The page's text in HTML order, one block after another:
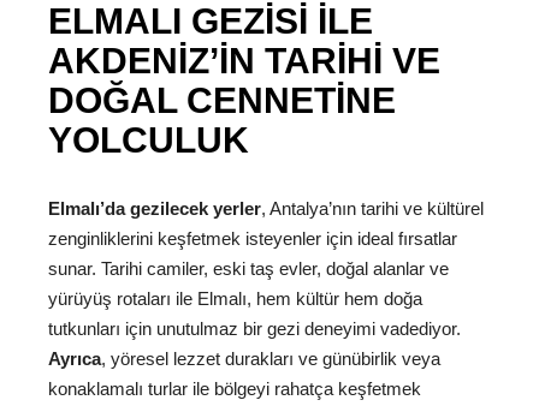
ELMALI GEZISI ILE
AKDENIZ’IN TARIHI VE
DOĞAL CENNETINE
YOLCULUK
Elmalı’da gezilecek yerler, Antalya’nın tarihi ve kültürel
zenginliklerini keşfetmek isteyenler için ideal fırsatlar
sunar. Tarihi camiler, eski taş evler, doğal alanlar ve
yürüyüş rotaları ile Elmalı, hem kültür hem doğa
tutkunları için unutulmaz bir gezi deneyimi vadediyor.
Ayrıca, yöresel lezzet durakları ve günübirlik veya
konaklamalı turlar ile bölgeyi rahatça keşfetmek